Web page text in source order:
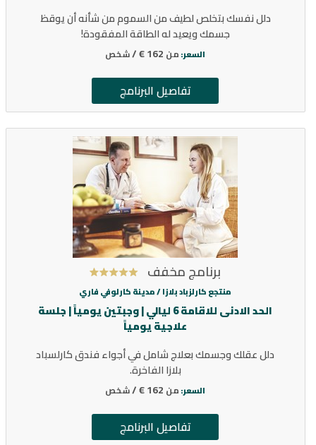
دلل نفسك بتخلص لطيف من السموم من شأنه أن يوقظ
جسمك ويعيد له الطاقة المفقودة!
السعر: من 162 € / شخص
تفاصيل البرنامج
برنامج مخفف
منتجع كارلزباد بلازا /مدينة كارلوفي فاري
الحد الادنى للاقامة 6 ليالي | وجبتين يومياً | جلسة
علاجية يومياً
دلل عقلك وجسمك بعلاج شامل في أجواء فندق كارلسباد
بلازا الفاخرة.
السعر: من 162 € / شخص
تفاصيل البرنامج